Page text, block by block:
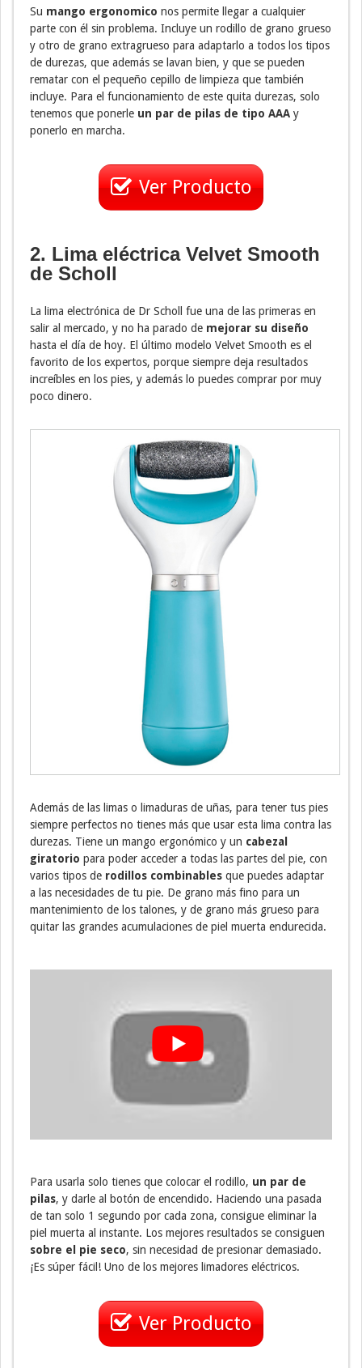
Su mango ergonomico nos permite llegar a cualquier
parte con él sin problema. Incluye un rodillo de grano grueso
y otro de grano extragrueso para adaptarlo a todos los tipos
de durezas, que además se lavan bien, y que se pueden
rematar con el pequeño cepillo de limpieza que también
incluye. Para el funcionamiento de este quita durezas, solo
tenemos que ponerle un par de pilas de tipo AAA y
ponerlo en marcha.
Ver Producto
2. Lima eléctrica Velvet Smooth
de Scholl
La lima electrónica de Dr Scholl fue una de las primeras en
salir al mercado, y no ha parado de mejorar su diseño
hasta el día de hoy. El último modelo Velvet Smooth es el
favorito de los expertos, porque siempre deja resultados
increíbles en los pies, y además lo puedes comprar por muy
poco dinero.
Además de las limas o limaduras de uñas, para tener tus pies
siempre perfectos no tienes más que usar esta lima contra las
durezas. Tiene un mango ergonómico y un cabezal
giratorio para poder acceder a todas las partes del pie, con
varios tipos de rodillos combinables que puedes adaptar
a las necesidades de tu pie. De grano más fino para un
mantenimiento de los talones, y de grano más grueso para
quitar las grandes acumulaciones de piel muerta endurecida.
Para usarla solo tienes que colocar el rodillo, un par de
pilas, y darle al botón de encendido. Haciendo una pasada
de tan solo 1 segundo por cada zona, consigue eliminar la
piel muerta al instante. Los mejores resultados se consiguen
sobre el pie seco, sin necesidad de presionar demasiado.
¡Es súper fácil! Uno de los mejores limadores eléctricos.
Ver Producto